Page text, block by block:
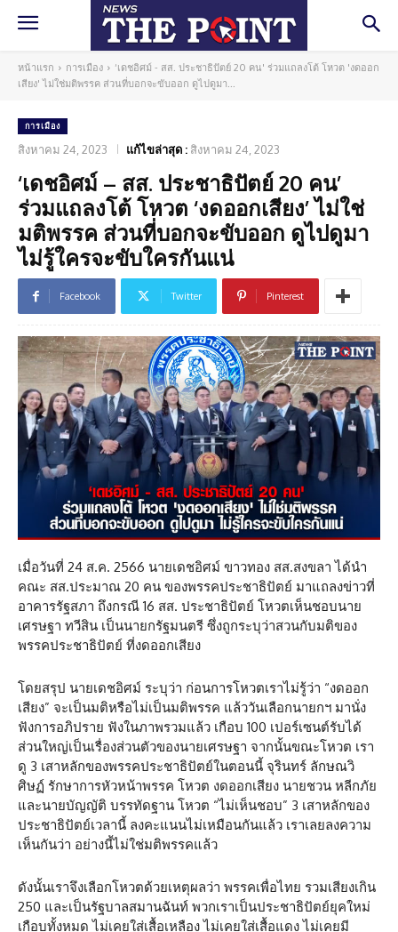
หน้าแรก การเมือง
‘เดชอิศม์ - สส. ประชาธิปัตย์ 20 คน' ร่วมแถลงโต้ โหวต 'งดออก
เสียง' ไม่ใช่มติพรรค ส่วนที่บอกจะขับออก ดูไปดูมา...
การเมือง
สิงหาคม 24, 2023 แก้ไขล่าสุด : สิงหาคม 24, 2023
‘เดชอิศม์ – สส. ประชาธิปัตย์ 20 คน’
ร่วมแถลงโต้ โหวต ‘งดออกเสียง’ ไม่ใช่
มติพรรค ส่วนที่บอกจะขับออก ดูไปดูมา
ไม่รู้ใครจะขับใครกันแน่
Facebook Twitter Pinterest
เมื่อวันที่ 24 ส.ค. 2566 นายเดชอิศม์ ขาวทอง สส.สงขลา ได้นำ
คณะ สส.ประมาณ 20 คน ของพรรคประชาธิปัตย์ มาแถลงข่าวที่
อาคารรัฐสภา ถึงกรณี 16 สส. ประชาธิปัตย์ โหวตเห็นชอบนาย
เศรษฐา ทวีสิน เป็นนายกรัฐมนตรี ซึ่งถูกระบุว่าสวนกับมติของ
พรรคประชาธิปัตย์ ที่งดออกเสียง
โดยสรุป นายเดชอิศม์ ระบุว่า ก่อนการโหวตเราไม่รู้ว่า “งดออก
เสียง” จะเป็นมติหรือไม่เป็นมติพรรค แล้ววันเลือกนายกฯ มานั่ง
ฟังการอภิปราย ฟังในภาพรวมแล้ว เกือบ 100 เปอร์เซนต์รับได้
ส่วนใหญ่เป็นเรื่องส่วนตัวของนายเศรษฐา จากนั้นขณะโหวต เรา
ดู 3 เสาหลักของพรรคประชาธิปัตย์ในตอนนี้ จุรินทร์ ลักษณวิ
ศิษฏ์ รักษาการหัวหน้าพรรค โหวต งดออกเสียง นายชวน หลีกภัย
และนายบัญญัติ บรรทัดฐาน โหวต “ไม่เห็นชอบ” 3 เสาหลักของ
ประชาธิปัตย์เวลานี้ ลงคะแนนไม่เหมือนกันแล้ว เราเลยลงความ
เห็นกันว่า อย่างนี้ไม่ใช่มติพรรคแล้ว
ดังนั้นเราจึงเลือกโหวตด้วยเหตุผลว่า พรรคเพื่อไทย รวมเสียงเกิน
250 และเป็นรัฐบาลสมานฉันท์ พวกเราเป็นประชาธิปัตย์ยุคใหม่
เกือบทั้งหมด ไม่เคยใส่เสื้อเหลือง ไม่เคยใส่เสื้อแดง ไม่เคยมี